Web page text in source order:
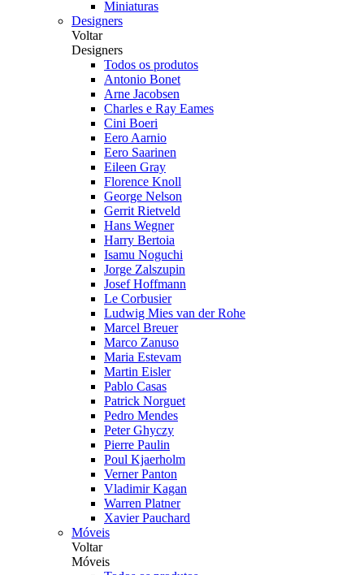
Miniaturas
Designers
Voltar
Designers
Todos os produtos
Antonio Bonet
Arne Jacobsen
Charles e Ray Eames
Cini Boeri
Eero Aarnio
Eero Saarinen
Eileen Gray
Florence Knoll
George Nelson
Gerrit Rietveld
Hans Wegner
Harry Bertoia
Isamu Noguchi
Jorge Zalszupin
Josef Hoffmann
Le Corbusier
Ludwig Mies van der Rohe
Marcel Breuer
Marco Zanuso
Maria Estevam
Martin Eisler
Pablo Casas
Patrick Norguet
Pedro Mendes
Peter Ghyczy
Pierre Paulin
Poul Kjaerholm
Verner Panton
Vladimir Kagan
Warren Platner
Xavier Pauchard
Móveis
Voltar
Móveis